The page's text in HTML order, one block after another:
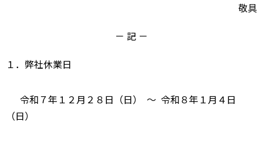
敬具
－ 記 －
１．弊社休業日
令和７年１２月２８日（日） ～ 令和８年１月４日
（日）